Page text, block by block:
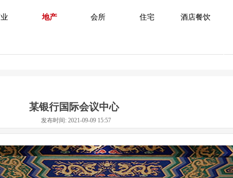
地产 会所 住宅 酒店餐饮
某银行国际会议中心
发布时间: 2021-09-09 15:57